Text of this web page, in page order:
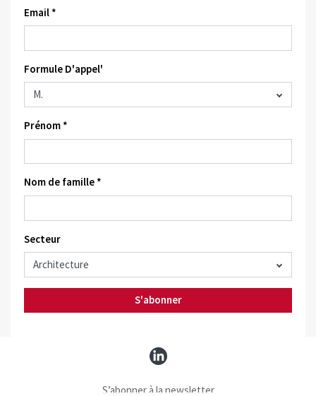
Email *
Formule D'appel'
Prénom *
Nom de famille *
Secteur
S'abonner
S’abonner à la newsletter